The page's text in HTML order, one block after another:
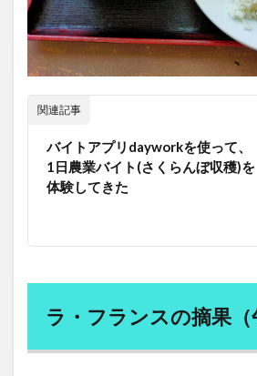
関連記事
バイトアプリdayworkを使って、
1日農業バイト(さくらんぼ収穫)を
体験してきた
ラ・フランスの摘果（